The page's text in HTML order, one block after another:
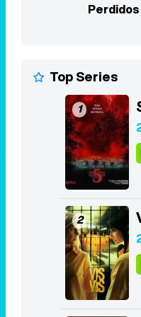
Perdidos
Top Series
1
2